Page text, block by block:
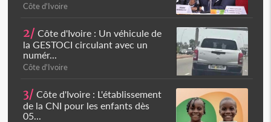
Côte d'Ivoire
2/ Côte d'Ivoire : Un véhicule de
la GESTOCI circulant avec un
numér...
Côte d'Ivoire
3/ Côte d'Ivoire : L'établissement
de la CNI pour les enfants dès
05...